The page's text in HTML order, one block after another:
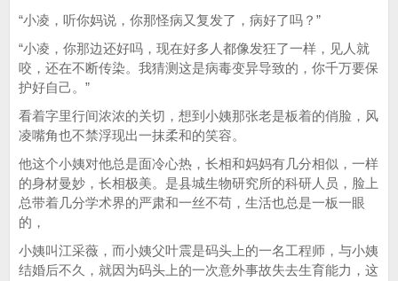
“小凌，听你妈说，你那怪病又复发了，病好了吗？”
“小凌，你那边还好吗，现在好多人都像发狂了一样，见人就
咬，还在不断传染。我猜测这是病毒变异导致的，你千万要保
护好自己。”
看着字里行间浓浓的关切，想到小姨那张老是板着的俏脸，风
凌嘴角也不禁浮现出一抹柔和的笑容。
他这个小姨对他总是面冷心热，长相和妈妈有几分相似，一样
的身材曼妙，长相极美。是县城生物研究所的科研人员，脸上
总带着几分学术界的严肃和一丝不苟，生活也总是一板一眼
的，
小姨叫江采薇，而小姨父叶震是码头上的一名工程师，与小姨
结婚后不久，就因为码头上的一次意外事故失去生育能力，这